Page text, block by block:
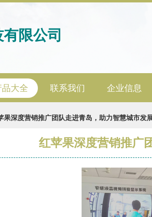
限公司
品大全 联系我们 企业信息
果深度营销推广团队走进青岛，助力智慧城市发
红苹果深度营销推广